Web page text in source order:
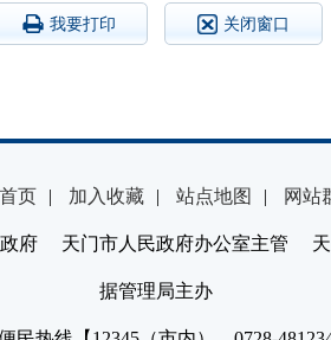
我要打印 关闭窗口
页 | 加入收藏 | 站点地图 | 网站
政府 天门市人民政府办公室主管 天
据管理局主办